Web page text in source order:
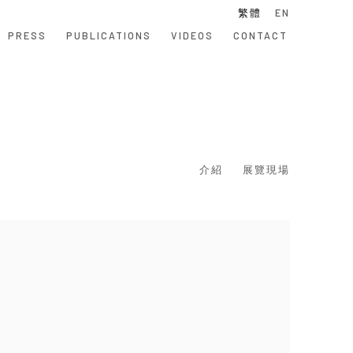
PRESS PUBLICATIONS VIDEOS CONTACT
繁體 EN
介紹 展覽現場